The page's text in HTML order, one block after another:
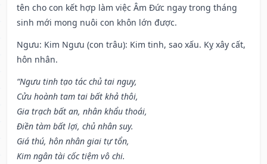
tên cho con kết hợp làm việc Âm Đức ngay trong tháng
sinh mới mong nuôi con khôn lớn được.
Ngưu: Kim Ngưu (con trâu): Kim tinh, sao xấu. Kỵ xây cất,
hôn nhân.
“Ngưu tinh tạo tác chủ tai nguy,
Cửu hoành tam tai bất khả thôi,
Gia trạch bất an, nhân khẩu thoái,
Điền tàm bất lợi, chủ nhân suy.
Giá thú, hôn nhân giai tự tổn,
Kim ngân tài cốc tiệm vô chi.